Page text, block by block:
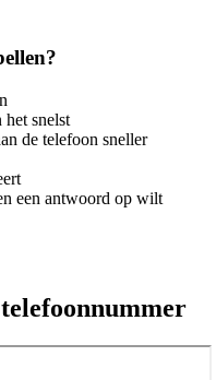
snelst
de telefoon sneller
een antwoord op wilt